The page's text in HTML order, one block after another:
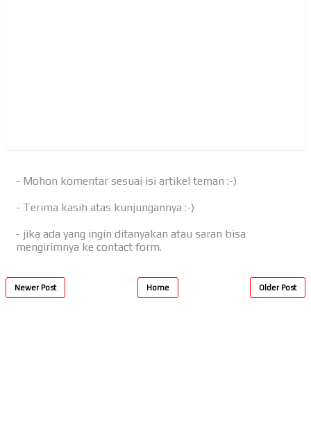
- Mohon komentar sesuai isi artikel teman :-)
- Terima kasih atas kunjungannya :-)
- jika ada yang ingin ditanyakan atau saran bisa
mengirimnya ke contact form.
Newer Post Older Post
Home